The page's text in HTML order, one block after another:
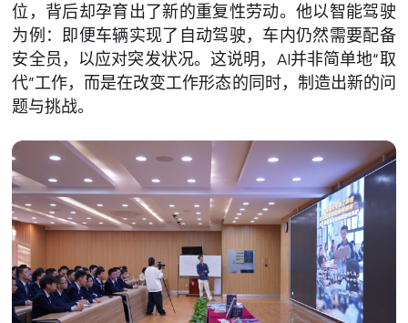
位，背后却孕育出了新的重复性劳动。他以智能驾驶
为例：即便车辆实现了自动驾驶，车内仍然需要配备
安全员，以应对突发状况。这说明，AI并非简单地“取
代”工作，而是在改变工作形态的同时，制造出新的问
题与挑战。